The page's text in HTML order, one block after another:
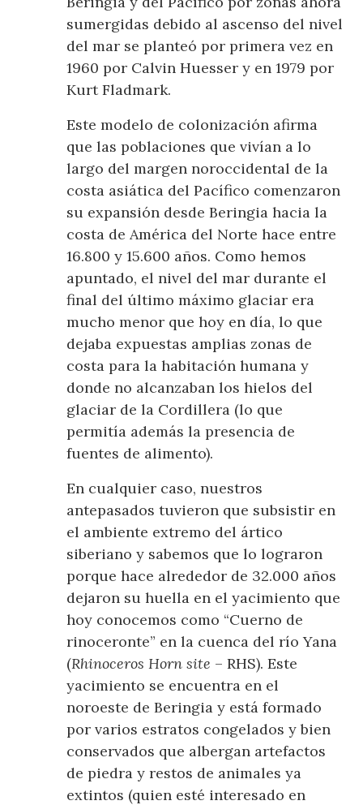
sumergidas debido al ascenso del nivel
del mar se planteó por primera vez en
1960 por Calvin Huesser y en 1979 por
Kurt Fladmark.
Este modelo de colonización afirma
que las poblaciones que vivían a lo
largo del margen noroccidental de la
costa asiática del Pacífico comenzaron
su expansión desde Beringia hacia la
costa de América del Norte hace entre
16.800 y 15.600 años. Como hemos
apuntado, el nivel del mar durante el
final del último máximo glaciar era
mucho menor que hoy en día, lo que
dejaba expuestas amplias zonas de
costa para la habitación humana y
donde no alcanzaban los hielos del
glaciar de la Cordillera (lo que
permitía además la presencia de
fuentes de alimento).
En cualquier caso, nuestros
antepasados tuvieron que subsistir en
el ambiente extremo del ártico
siberiano y sabemos que lo lograron
porque hace alrededor de 32.000 años
dejaron su huella en el yacimiento que
hoy conocemos como “Cuerno de
rinoceronte” en la cuenca del río Yana
(Rhinoceros Horn site – RHS). Este
yacimiento se encuentra en el
noroeste de Beringia y está formado
por varios estratos congelados y bien
conservados que albergan artefactos
de piedra y restos de animales ya
extintos (quien esté interesado en